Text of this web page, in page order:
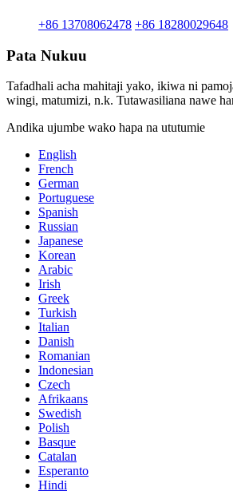
+86 13708062478 +86 18280029648
Pata Nukuu
Tafadhali acha mahitaji yako, ikiwa ni
wingi, matumizi, n.k. Tutawasiliana nawe
Andika ujumbe wako hapa na ututumie
English
French
German
Portuguese
Spanish
Russian
Japanese
Korean
Arabic
Irish
Greek
Turkish
Italian
Danish
Romanian
Indonesian
Czech
Afrikaans
Swedish
Polish
Basque
Catalan
Esperanto
Hindi